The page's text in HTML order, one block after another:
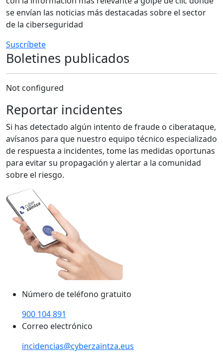
se envían las noticias más destacadas sobre el sector
de la ciberseguridad
Suscríbete
Boletines publicados
Not configured
Reportar incidentes
Si has detectado algún intento de fraude o ciberataque,
avísanos para que nuestro equipo técnico especializado
de respuesta a incidentes, tome las medidas oportunas
para evitar su propagación y alertar a la comunidad
sobre el riesgo.
Número de teléfono gratuito
900 104 891
Correo electrónico
incidencias@cyberzaintza.eus